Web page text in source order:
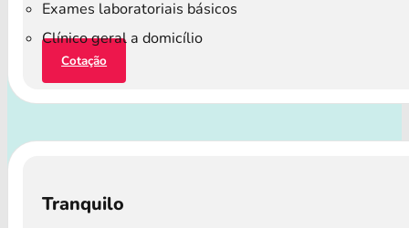
Exames laboratoriais básicos
Clínico geral a domicílio
Cotação
Tranquilo